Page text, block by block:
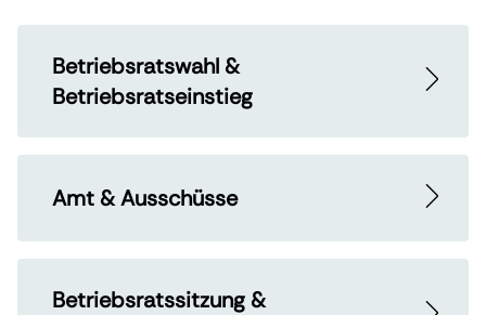
Betriebsratswahl &
Betriebsratseinstieg
Amt & Ausschüsse
Betriebsratssitzung &